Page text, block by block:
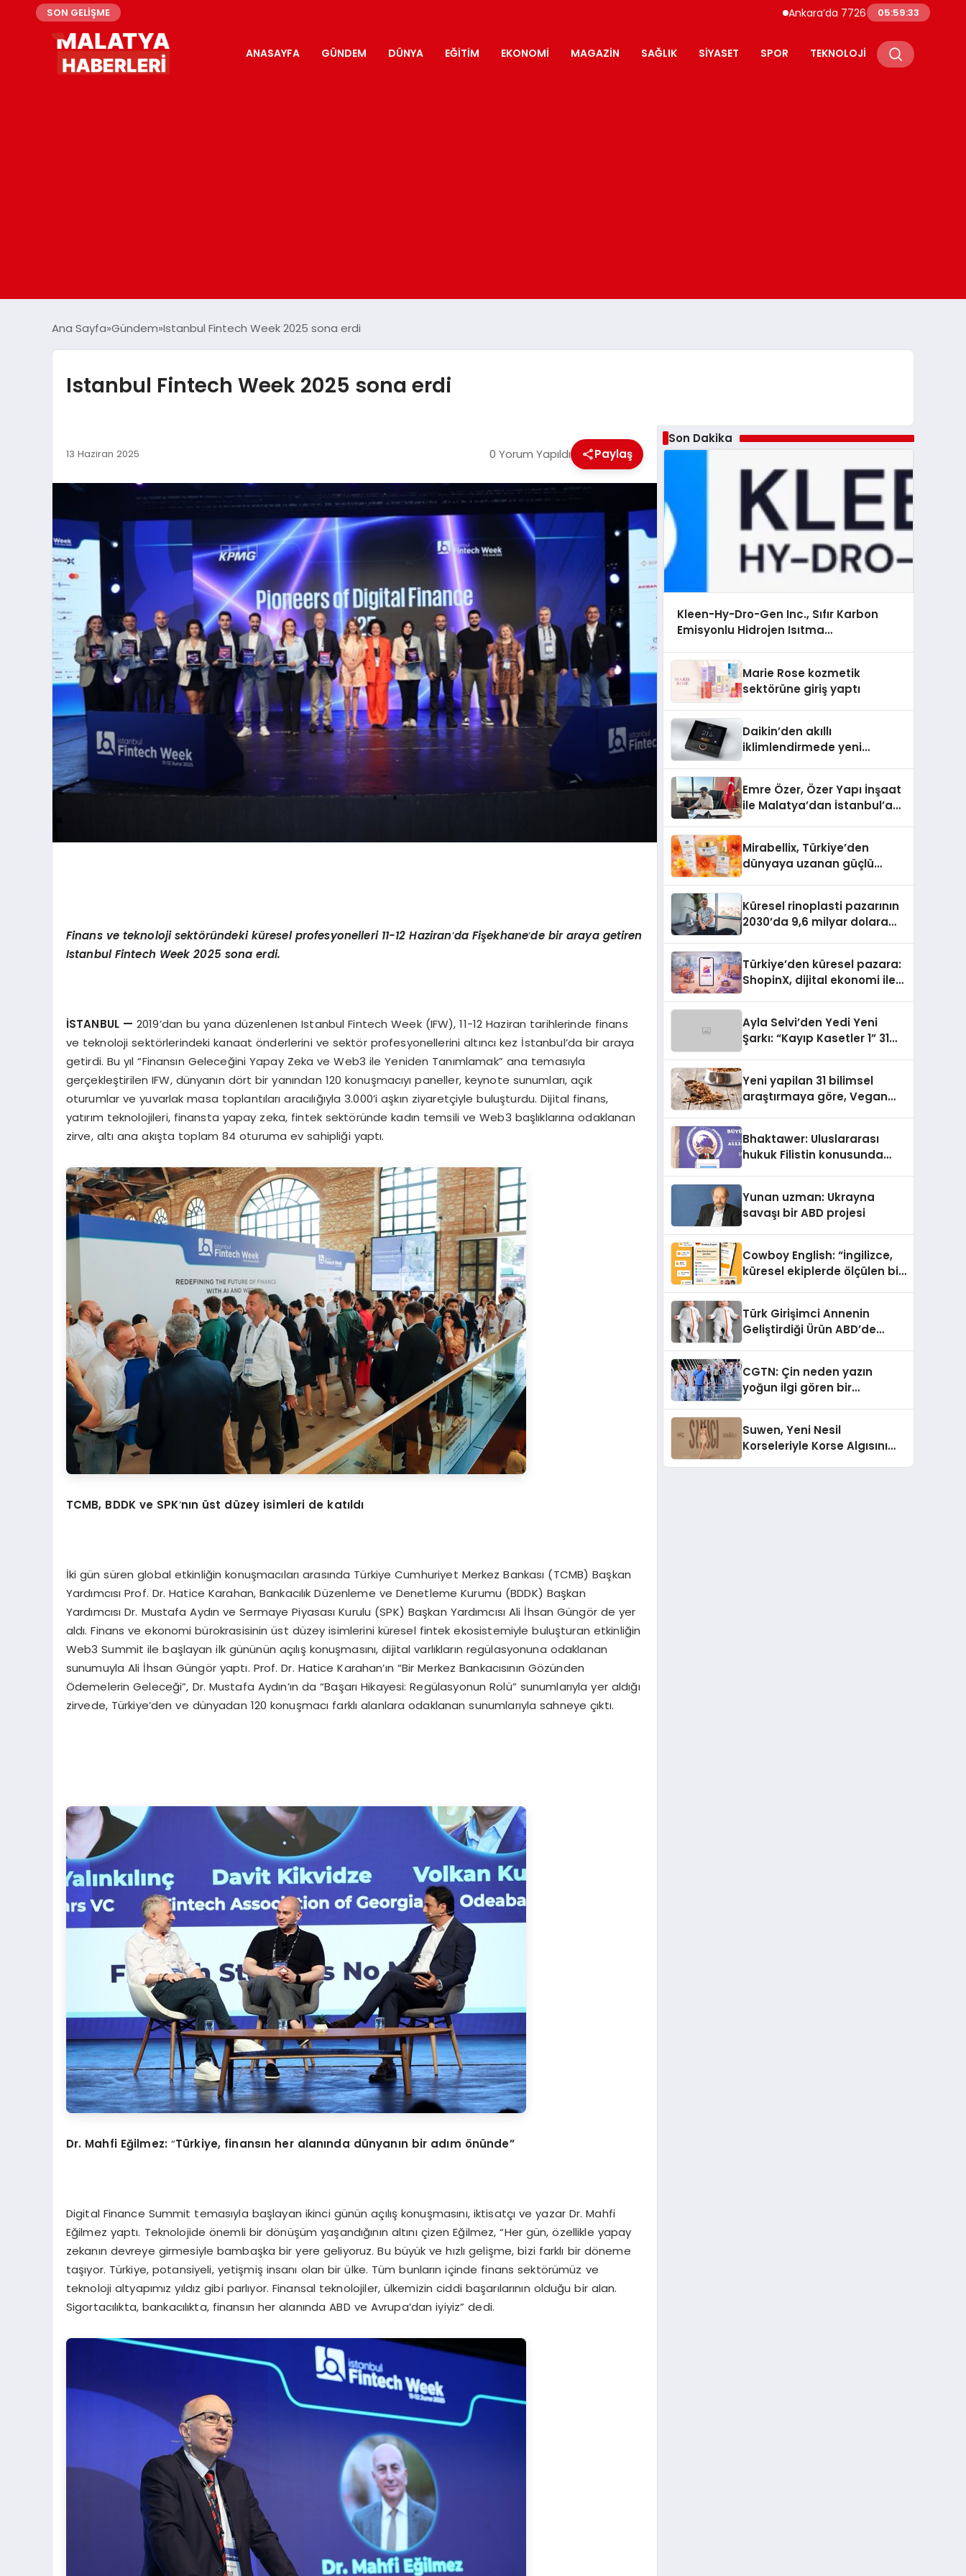
SON GELİŞME Ankara’da 7726 Genç Faizsiz Evlilik Kredisiyle
05:59:35
ANASAYFA GÜNDEM DÜNYA EĞITIM EKONOMI MAGAZIN SAĞLIK SIYASET SPOR TEKNOLOJI
Ana Sayfa Gündem Istanbul Fintech Week 2025 sona erdi
Istanbul Fintech Week 2025 sona erdi
13 Haziran 2025 0 Yorum Yapıldı Paylaş
Finans ve teknoloji sektöründeki küresel profesyonelleri 11-12 Haziran’da Fişekhane’de bir araya getiren
Istanbul Fintech Week 2025 sona erdi.
İSTANBUL — 2019’dan bu yana düzenlenen Istanbul Fintech Week (IFW), 11-12 Haziran tarihlerinde finans
ve teknoloji sektörlerindeki kanaat önderlerini ve sektör profesyonellerini altıncı kez İstanbul’da bir araya
getirdi. Bu yıl “Finansın Geleceğini Yapay Zeka ve Web3 ile Yeniden Tanımlamak” ana temasıyla
gerçekleştirilen IFW, dünyanın dört bir yanından 120 konuşmacıyı paneller, keynote sunumları, açık
oturumlar ve yuvarlak masa toplantıları aracılığıyla 3.000’i aşkın ziyaretçiyle buluşturdu. Dijital finans,
yatırım teknolojileri, finansta yapay zeka, fintek sektöründe kadın temsili ve Web3 başlıklarına odaklanan
zirve, altı ana akışta toplam 84 oturuma ev sahipliği yaptı.
TCMB, BDDK ve SPK’nın üst düzey isimleri de katıldı
İki gün süren global etkinliğin konuşmacıları arasında Türkiye Cumhuriyet Merkez Bankası (TCMB) Başkan
Yardımcısı Prof. Dr. Hatice Karahan, Bankacılık Düzenleme ve Denetleme Kurumu (BDDK) Başkan
Yardımcısı Dr. Mustafa Aydın ve Sermaye Piyasası Kurulu (SPK) Başkan Yardımcısı Ali İhsan Güngör de yer
aldı. Finans ve ekonomi bürokrasisinin üst düzey isimlerini küresel fintek ekosistemiyle buluşturan etkinliğin
Web3 Summit ile başlayan ilk gününün açılış konuşmasını, dijital varlıkların regülasyonuna odaklanan
sunumuyla Ali İhsan Güngör yaptı. Prof. Dr. Hatice Karahan’ın “Bir Merkez Bankacısının Gözünden
Ödemelerin Geleceği”, Dr. Mustafa Aydın’ın da “Başarı Hikayesi: Regülasyonun Rolü” sunumlarıyla yer aldığı
zirvede, Türkiye’den ve dünyadan 120 konuşmacı farklı alanlara odaklanan sunumlarıyla sahneye çıktı.
Dr. Mahfi Eğilmez: “Türkiye, finansın her alanında dünyanın bir adım önünde”
Digital Finance Summit temasıyla başlayan ikinci günün açılış konuşmasını, iktisatçı ve yazar Dr. Mahfi
Eğilmez yaptı. Teknolojide önemli bir dönüşüm yaşandığının altını çizen Eğilmez, “Her gün, özellikle yapay
zekanın devreye girmesiyle bambaşka bir yere geliyoruz. Bu büyük ve hızlı gelişme, bizi farklı bir döneme
taşıyor. Türkiye, potansiyeli, yetişmiş insanı olan bir ülke. Tüm bunların içinde finans sektörümüz ve
teknoloji altyapımız yıldız gibi parlıyor. Finansal teknolojiler, ülkemizin ciddi başarılarının olduğu bir alan.
Sigortacılıkta, bankacılıkta, finansın her alanında ABD ve Avrupa’dan iyiyiz” dedi.
Son Dakika
Kleen-Hy-Dro-Gen Inc., Sıfır Karbon
Emisyonlu Hidrojen Isıtma
Onaylarını Aldı
Marie Rose kozmetik
sektörüne giriş yaptı
Daikin’den akıllı
iklimlendirmede yeni
Emre Özer, Özer Yapı İnşaat
ile Malatya’dan İstanbul’a
Mirabellix, Türkiye’den
dünyaya uzanan güçlü
Küresel rinoplasti pazarının
2030’da 9,6 milyar dolara
Türkiye’den küresel pazara:
ShopinX, dijital ekonomi ile
Ayla Selvi’den Yedi Yeni
Şarkı: “Kayıp Kasetler 1” 31
Yeni yapilan 31 bilimsel
araştırmaya göre, Vegan
Sindirildiğini Ortaya Koydu
Bhaktawer: Uluslararası
hukuk Filistin konusunda
Yunan uzman: Ukrayna
savaşı bir ABD projesi
Cowboy English: “İngilizce,
küresel ekiplerde ölçülen bir
Türk Girişimci Annenin
Geliştirdiği Ürün ABD’de
Açısı Getiriyor.
CGTN: Çin neden yazın
yoğun ilgi gören bir
Suwen, Yeni Nesil
Korseleriyle Korse Algısını